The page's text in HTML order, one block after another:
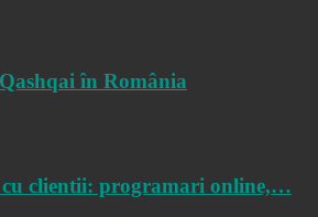
în România
cu clientii: programari online,…